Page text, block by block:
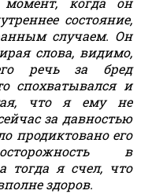
состояние,
случаем. Он
слова, видимо,
речь за бред
спохватывался и
что я ему не
за давностью
продиктовано его
в
тогда я счел, что
здоров.